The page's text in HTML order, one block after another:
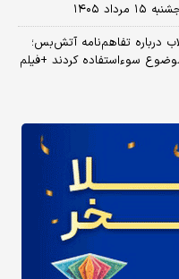
۱۴۰۵
درباره تفاهم‌نامه آتش‌بس؛
سوءاستفاده کردند +فیلم